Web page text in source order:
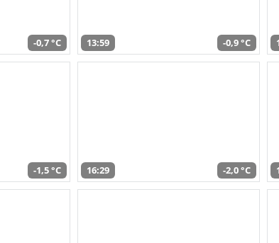
-0,7 °C 13:59 -0,9 °C
-1,5 °C 16:29 -2,0 °C